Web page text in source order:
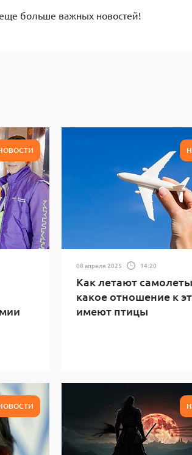
больше важных новостей!
08 апреля 2025 14:20
Как летают
какое отношение к
имеют птицы